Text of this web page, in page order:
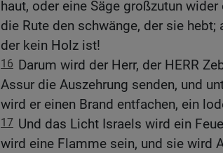
haut, oder eine Säge großzutun
die Rute den schwänge, der sie
der kein Holz ist!
16 Darum wird der Herr, der HERR
Assur die Auszehrung senden, und
wird er einen Brand entfachen, ein
17 Und das Licht Israels wird ein
wird eine Flamme sein, und sie wird